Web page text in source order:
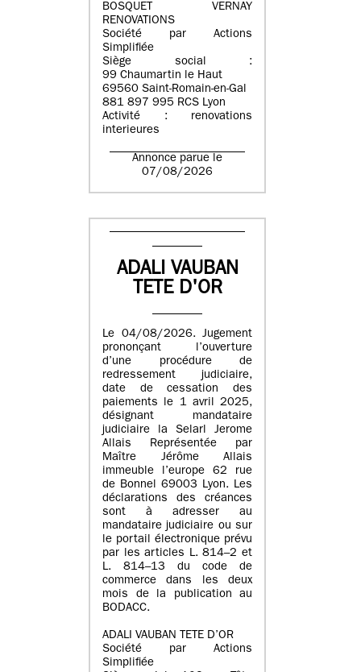
BOSQUET VERNAY
RENOVATIONS
Société par Actions
Simplifiée
Siège social :
99 Chaumartin le Haut
69560 Saint-Romain-en-Gal
881 897 995 RCS Lyon
Activité : renovations
interieures
Annonce parue le
07/08/2026
ADALI VAUBAN
TETE D'OR
Le 04/08/2026. Jugement
prononçant l’ouverture
d’une procédure de
redressement judiciaire,
date de cessation des
paiements le 1 avril 2025,
désignant mandataire
judiciaire la Selarl Jerome
Allais Représentée par
Maître Jérôme Allais
immeuble l’europe 62 rue
de Bonnel 69003 Lyon. Les
déclarations des créances
sont à adresser au
mandataire judiciaire ou sur
le portail électronique prévu
par les articles L. 814–2 et
L. 814–13 du code de
commerce dans les deux
mois de la publication au
BODACC.
ADALI VAUBAN TETE D’OR
Société par Actions
Simplifiée